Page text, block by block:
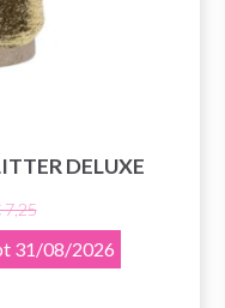
DELUXE
7,25
31/08/2026